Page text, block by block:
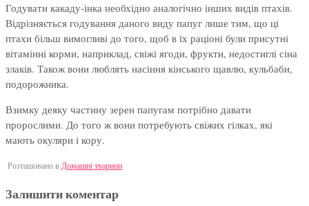
Годувати какаду-інка необхідно аналогічно інших видів птахів.
Відрізняється годування даного виду папуг лише тим, що ці
птахи більш вимогливі до того, щоб в їх раціоні були присутні
вітамінні корми, наприклад, свіжі ягоди, фрукти, недостиглі сіна
злаків. Також вони люблять насіння кінського щавлю, кульбаби,
подорожника.
Взимку деяку частину зерен папугам потрібно давати
пророслими. До того ж вони потребують свіжих гілках, які
мають окуляри і кору.
Розташовано в Домашні тварини
Залишити коментар